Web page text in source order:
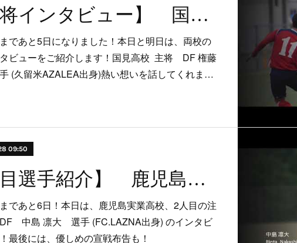
【主将インタビュー】 国見高校 DF 権藤 秀人 選手
であと5日になりました！本日と明日は、両校の
ビューをご紹介します！国見高校 主将 DF 権藤
(久留米AZALEA出身)熱い想いを話してくれま…
09:50
【注目選手紹介】 鹿児島実業高校 中島 凛大 選手
であと6日！本日は、鹿児島実業高校、2人目の注
中島 凛大 選手 (FC.LAZNA出身) のインタビ
最後には、優しめの宣戦布告も！